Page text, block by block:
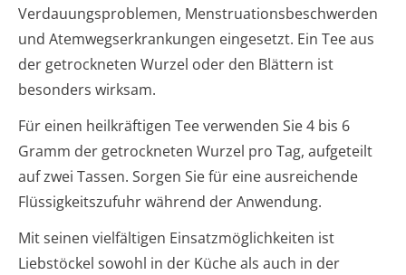
Verdauungsproblemen, Menstruationsbeschwerden
und Atemwegserkrankungen eingesetzt. Ein Tee aus
der getrockneten Wurzel oder den Blättern ist
besonders wirksam.
Für einen heilkräftigen Tee verwenden Sie 4 bis 6
Gramm der getrockneten Wurzel pro Tag, aufgeteilt
auf zwei Tassen. Sorgen Sie für eine ausreichende
Flüssigkeitszufuhr während der Anwendung.
Mit seinen vielfältigen Einsatzmöglichkeiten ist
Liebstöckel sowohl in der Küche als auch in der